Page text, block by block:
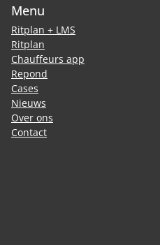
Menu
Ritplan + LMS
Ritplan
Chauffeurs app
Repond
Cases
Nieuws
Over ons
Contact